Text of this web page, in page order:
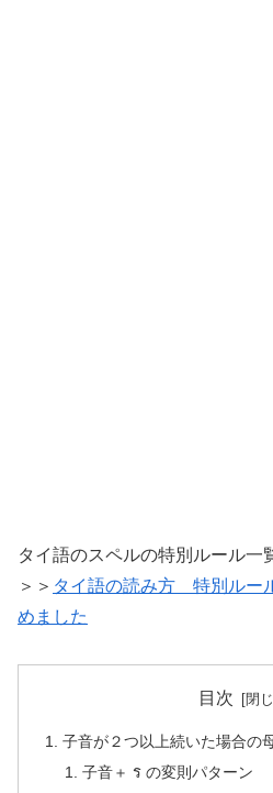
タイ語のスペルの特別ルール一
＞＞ タイ語の読み方 特別ルー
めました
目次
子音が２つ以上続いた場合の
子音＋ ร の変則パターン